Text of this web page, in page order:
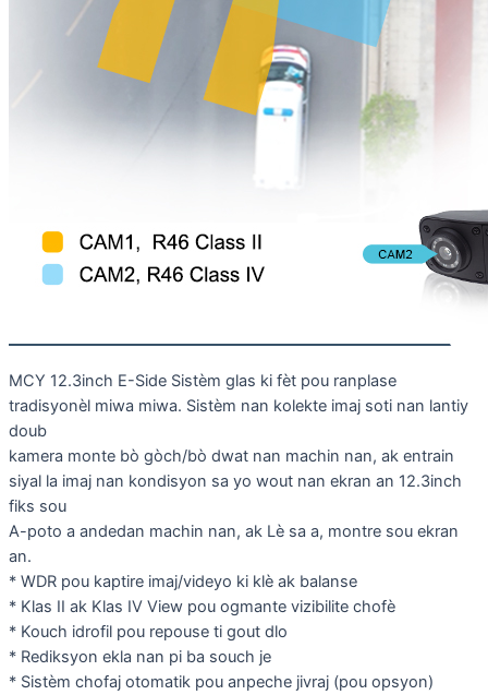
MCY 12.3inch E-Side Sistèm glas ki fèt pou ranplase
tradisyonèl miwa miwa. Sistèm nan kolekte imaj soti nan lantiy
doub
kamera monte bò gòch/bò dwat nan machin nan, ak entrain
siyal la imaj nan kondisyon sa yo wout nan ekran an 12.3inch
fiks sou
A-poto a andedan machin nan, ak Lè sa a, montre sou ekran
an.
* WDR pou kaptire imaj/videyo ki klè ak balanse
* Klas II ak Klas IV View pou ogmante vizibilite chofè
* Kouch idrofil pou repouse ti gout dlo
* Rediksyon ekla nan pi ba souch je
* Sistèm chofaj otomatik pou anpeche jivraj (pou opsyon)